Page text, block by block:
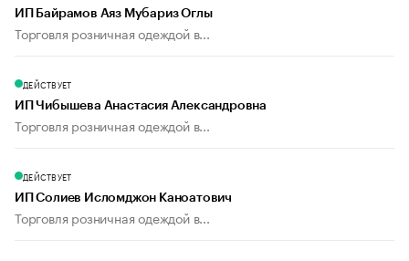
ИП Байрамов Аяз Мубариз Оглы
Торговля розничная одеждой в...
ДЕЙСТВУЕТ
ИП Чибышева Анастасия Александровна
Торговля розничная одеждой в...
ДЕЙСТВУЕТ
ИП Солиев Исломджон Каноатович
Торговля розничная одеждой в...